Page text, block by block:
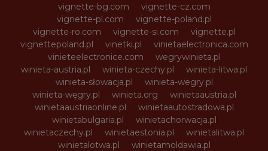
vignette-bg.com
vignette-cz.com
vignette-pl.com
vignette-poland.pl
vignette-ro.com
vignette-si.com
vignette.pl
vignettepoland.pl
vinetki.pl
vinietaelectronica.com
vinieteelectronice.com
wegrywinieta.pl
winieta-austria.pl
winieta-czechy.pl
winieta-litwa.pl
winieta-słowacja.pl
winieta-wegry.pl
winieta-węgry.pl
winieta.org
winietaaustria.pl
winietaaustriaonline.pl
winietaautostradowa.pl
winietabulgaria.pl
winietachorwacja.pl
winietaczechy.pl
winietaestonia.pl
winietalitwa.pl
winietalotwa.pl
winietamoldawia.pl